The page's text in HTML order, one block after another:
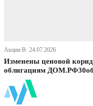
Акции В· 24.07.2026
Изменены ценовой
облигациям ДОМ.РФ30об